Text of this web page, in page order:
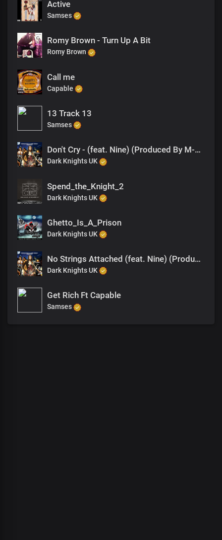
Active
Samses
Romy Brown - Turn Up A Bit
Romy Brown
Call me
Capable
13 Track 13
Samses
Don't Cry - (feat. Nine) (Produced By M-EL-C)
Dark Knights UK
Spend_the_Knight_2
Dark Knights UK
Ghetto_Is_A_Prison
Dark Knights UK
No Strings Attached (feat. Nine) (Produced By M-EL-C)
Dark Knights UK
Get Rich Ft Capable
Samses